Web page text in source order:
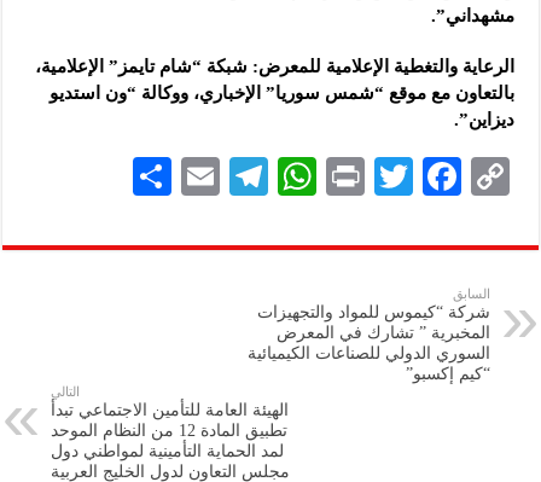
مشهداني”.
الرعاية والتغطية الإعلامية للمعرض: شبكة “شام تايمز” الإعلامية،
بالتعاون مع موقع “شمس سوريا” الإخباري، ووكالة “ون استديو
ديزاين”.
C
p
y
Li
n
F
eb
k
T
tt
P
nt
W
at
A
p
p
Te
gr
E
ai
ar
السابق
شركة “كيموس للمواد والتجهيزات
المخبرية ” تشارك في المعرض
السوري الدولي للصناعات الكيميائية
“كيم إكسبو”
التالي
الهيئة العامة للتأمين الاجتماعي تبدأ
تطبيق المادة 12 من النظام الموحد
لمد الحماية التأمينية لمواطني دول
مجلس التعاون لدول الخليج العربية